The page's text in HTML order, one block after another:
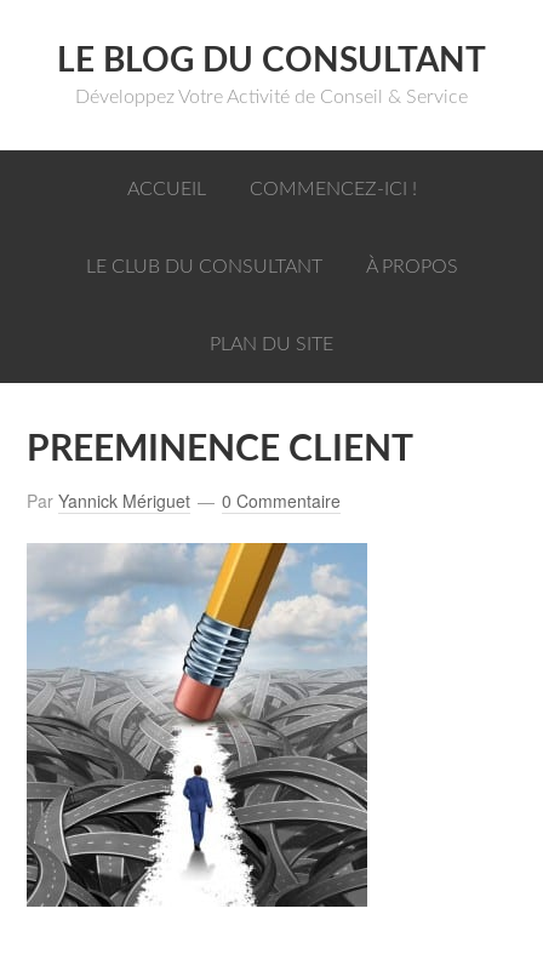
LE BLOG DU CONSULTANT
Développez Votre Activité de Conseil & Service
ACCUEIL COMMENCEZ-ICI !
LE CLUB DU CONSULTANT À PROPOS
PLAN DU SITE
PREEMINENCE CLIENT
ParYannick Mériguet 0 Commentaire